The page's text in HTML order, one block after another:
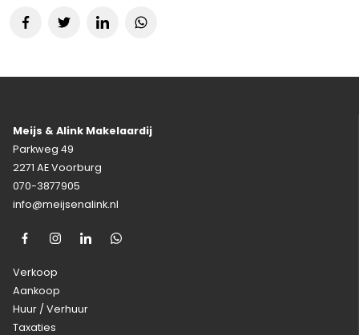
Meijs & Alink Makelaardij
Parkweg 49
2271 AE Voorburg
070-3877905
info@meijsenalink.nl
Verkoop
Aankoop
Huur / Verhuur
Taxaties